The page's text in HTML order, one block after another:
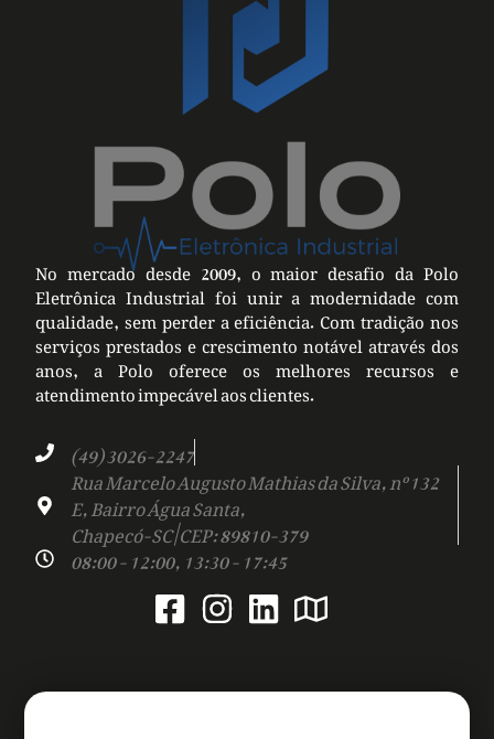
No mercado desde 2009, o maior desafio da Polo
Eletrônica Industrial foi unir a modernidade com
qualidade, sem perder a eficiência. Com tradição nos
serviços prestados e crescimento notável através dos
anos, a Polo oferece os melhores recursos e
atendimento impecável aos clientes.
(49) 3026-2247
Rua Marcelo Augusto Mathias da Silva, nº 132
E, Bairro Água Santa,
Chapecó-SC | CEP: 89810-379
08:00 - 12:00, 13:30 - 17:45